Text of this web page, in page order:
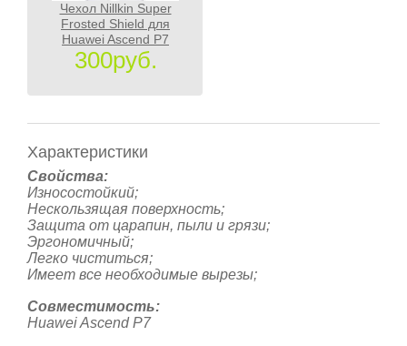
Чехол Nillkin Super
Frosted Shield для
Huawei Ascend P7
300руб.
Характеристики
Свойства:
Износостойкий;
Нескользящая поверхность;
Защита от царапин, пыли и грязи;
Эргономичный;
Легко чиститься;
Имеет все необходимые вырезы;
Совместимость:
Huawei Ascend P7